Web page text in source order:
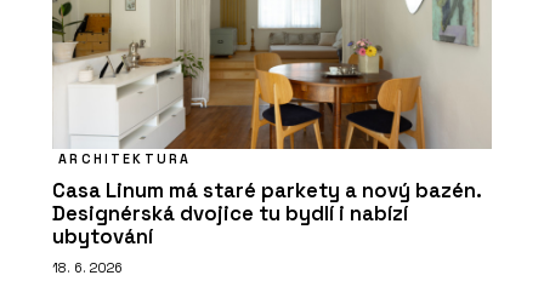
ARCHITEKTURA
Casa Linum má staré parkety a nový bazén.
Designérská dvojice tu bydlí i nabízí
ubytování
18. 6. 2026